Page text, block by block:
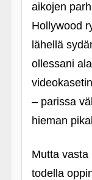
aikojen
Hollywood
lähellä
ollessani
– parissa
hieman
Mutta vasta
todella